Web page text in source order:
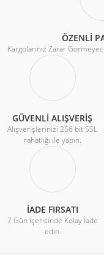
ÖZENLİ
Kargolarınız Zarar
GÜVENLİ ALIŞVERİŞ
Alışverişlerinizi 256 bit SSL
rahatlığı ile yapın.
İADE FIRSATI
7 Gün İçerisinde Kolay İade
edin.